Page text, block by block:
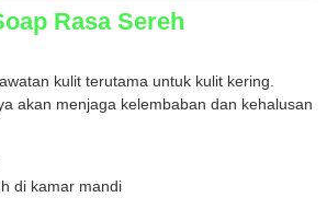
Rasa Sereh
kulit terutama untuk kulit kering.
akan menjaga kelembaban dan kehalusan
di kamar mandi